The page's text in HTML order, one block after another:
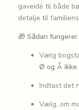
gaveidé til både
detalje til
🎁 Sådan
Vælg
Ø og Å ikke
Indtast det
Vælg, om